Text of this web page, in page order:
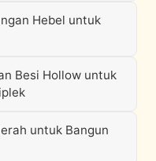
Hebel untuk
Besi Hollow untuk
untuk Bangun